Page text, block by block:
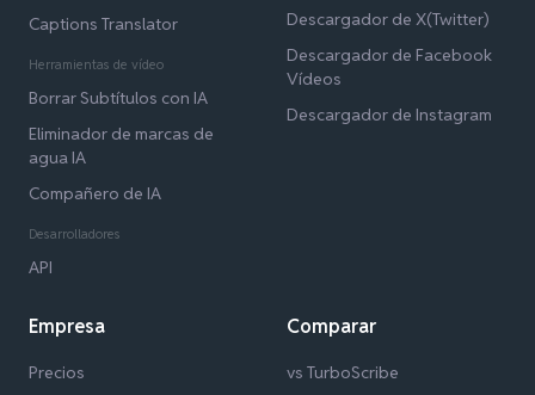
Captions Translator
Herramientas de vídeo
Borrar Subtítulos con IA
Eliminador de marcas de
agua IA
Compañero de IA
Desarrolladores
API
Descargador de X(Twitter)
Descargador de Facebook
Vídeos
Descargador de Instagram
Empresa
Precios
Comparar
vs TurboScribe